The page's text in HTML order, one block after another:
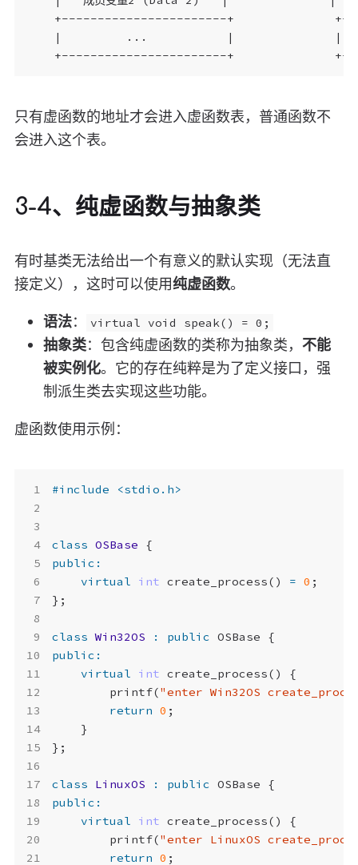
+-----------------------+
|         ...           |              |
只有虚函数的地址才会进入虚函数表，普通函数不
会进入这个表。
3-4、纯虚函数与抽象类
有时基类无法给出一个有意义的默认实现（无法直
接定义），这时可以使用纯虚函数。
语法： virtual void speak() = 0;
抽象类：包含纯虚函数的类称为抽象类， 不能
被实例化。它的存在纯粹是为了定义接口，强
制派生类去实现这些功能。
虚函数使用示例：
#include <stdio.h>
class OSBase
{
public :
virtual
int create_process() = 0 ;
};
class Win32OS : public OSBase
{
public :
virtual
int create_process()
{
printf("enter Win32OS
return 0 ;
}
};
class LinuxOS : public OSBase
{
public :
virtual
int create_process()
{
printf("enter LinuxOS
return 0 ;